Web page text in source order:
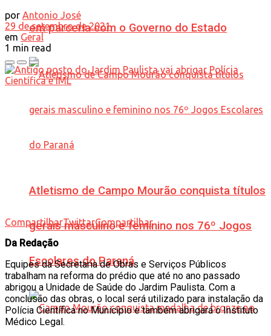
em parceria com o Governo do Estado
Atletismo de Campo Mourão conquista títulos
gerais masculino e feminino nos 76º Jogos
Escolares do Paraná
por Antonio José
29 de setembro de 2021
em Geral
1 min read
CompartilharTwittarCompartilhar
Da Redação
Equipes da Secretaria de Obras e Serviços Públicos
trabalham na reforma do prédio que até no ano passado
abrigou a Unidade de Saúde do Jardim Paulista. Com a
conclusão das obras, o local será utilizado para instalação da
Polícia Científica no Município e também abrigará o Instituto
Médico Legal.